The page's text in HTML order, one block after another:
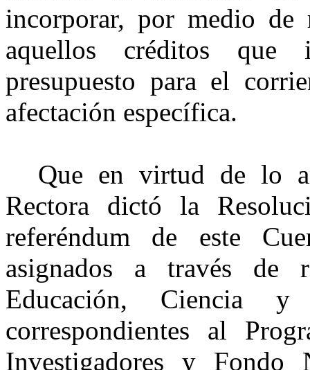
incorporar, por medio de
aquellos créditos que
presupuesto para el
afectación específica.
Que en virtud de lo
Rectora dictó la
referéndum de este
asignados a través de
Educación, Ciencia
correspondientes al
Investigadores y Fondo